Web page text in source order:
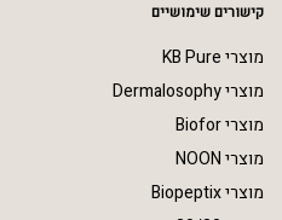
קישורים שימושיים
מוצרי KB Pure
מוצרי Dermalosophy
מוצרי Biofor
מוצרי NOON
מוצרי Biopeptix